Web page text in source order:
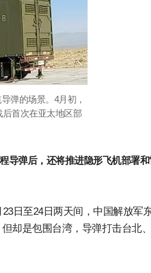
弹的场景。4月初，
首次在亚太地区部
导弹后，还将推进隐形飞机部署
日至24日两天间，中国解放军
却是包围台湾，导弹打击台北